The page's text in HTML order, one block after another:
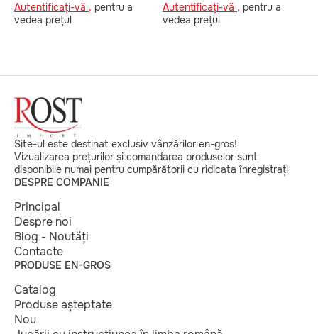
Autentificați-vă , pentru a
vedea prețul
Autentificați-vă , pentru a
vedea prețul
Site-ul este destinat exclusiv vânzărilor en-gros!
Vizualizarea prețurilor și comandarea produselor sunt
disponibile numai pentru cumpărătorii cu ridicata înregistrați
DESPRE COMPANIE
Principal
Despre noi
Blog - Noutăți
Contacte
PRODUSE EN-GROS
Catalog
Produse așteptate
Nou